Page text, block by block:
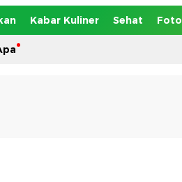
Kabar Kuliner Sehat Foto